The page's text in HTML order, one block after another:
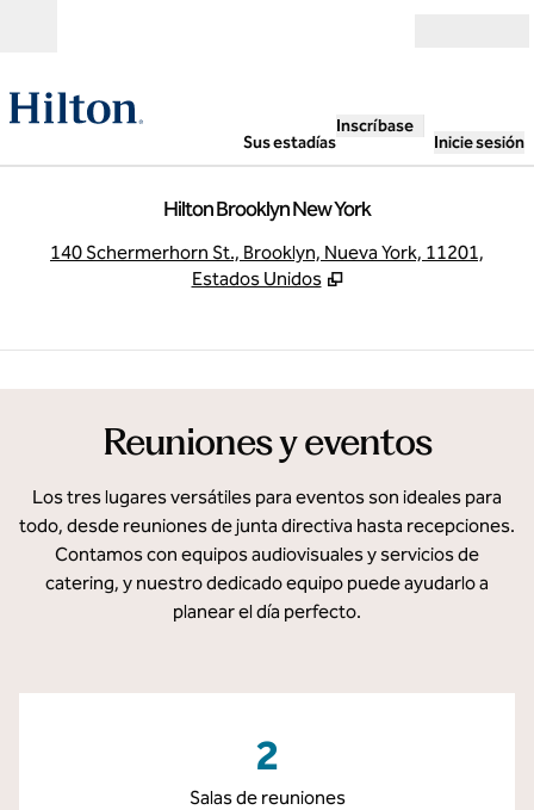
Sus estadías
Inscríbase
Inicie sesión
Hilton Brooklyn New York
140 Schermerhorn St., Brooklyn, Nueva York, 11201,
Estados Unidos
1/5
Reuniones y eventos
Los tres lugares versátiles para eventos son ideales para
todo, desde reuniones de junta directiva hasta recepciones.
Contamos con equipos audiovisuales y servicios de
catering, y nuestro dedicado equipo puede ayudarlo a
planear el día perfecto.
2
Salas de reuniones